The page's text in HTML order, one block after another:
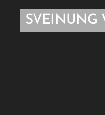
SVEINUNG